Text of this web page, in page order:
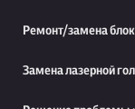
Ремонт/замена
Замена лазерной